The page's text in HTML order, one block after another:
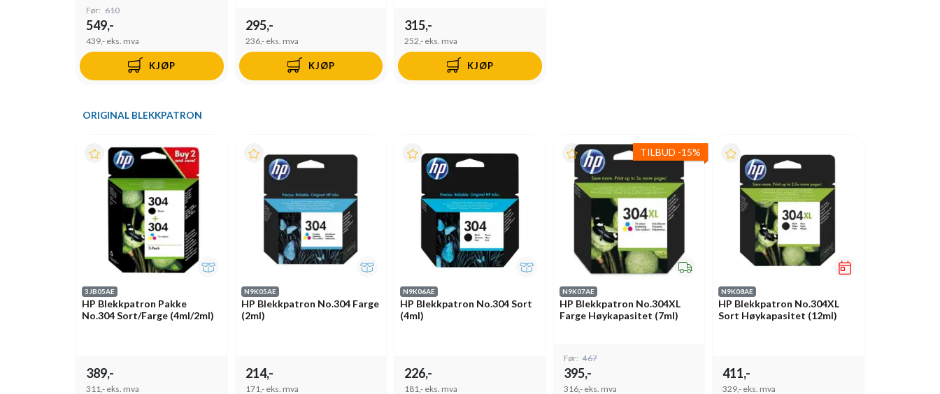
Før: 610
549,-
439,- eks. mva
KJØP
295,-
236,- eks. mva
KJØP
315,-
252,- eks. mva
KJØP
ORIGINAL BLEKKPATRON
3JB05AE
HP Blekkpatron Pakke
No.304 Sort/Farge (4ml/2ml)
389,-
311,- eks. mva
N9K05AE
HP Blekkpatron No.304 Farge
(2ml)
214,-
171,- eks. mva
N9K06AE
HP Blekkpatron No.304 Sort
(4ml)
226,-
181,- eks. mva
TILBUD -15%
N9K07AE
HP Blekkpatron No.304XL
Farge Høykapasitet (7ml)
Før: 467
395,-
316,- eks. mva
N9K08AE
HP Blekkpatron No.304XL
Sort Høykapasitet (12ml)
411,-
329,- eks. mva